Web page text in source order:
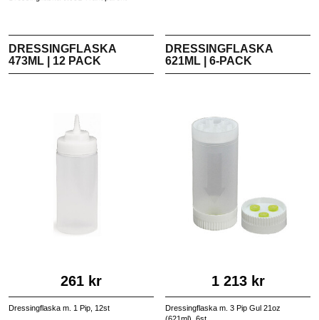
DRESSINGFLASKA
473ML | 12 PACK
261 kr
Dressingflaska m. 1 Pip, 12st
DRESSINGFLASKA
621ML | 6-PACK
1 213 kr
Dressingflaska m. 3 Pip Gul 21oz